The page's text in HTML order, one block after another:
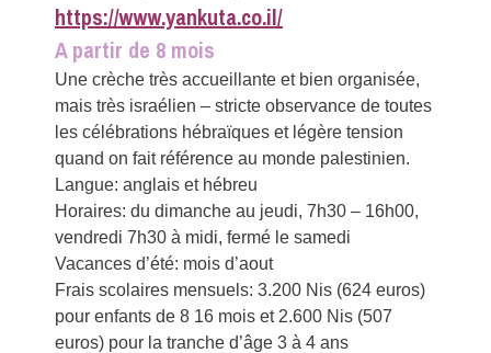
https://www.yankuta.co.il/
A partir de 8 mois
Une crèche très accueillante et bien organisée,
mais très israélien – stricte observance de toutes
les célébrations hébraïques et légère tension
quand on fait référence au monde palestinien.
Langue: anglais et hébreu
Horaires: du dimanche au jeudi, 7h30 – 16h00,
vendredi 7h30 à midi, fermé le samedi
Vacances d’été: mois d’aout
Frais scolaires mensuels: 3.200 Nis (624 euros)
pour enfants de 8 16 mois et 2.600 Nis (507
euros) pour la tranche d’âge 3 à 4 ans